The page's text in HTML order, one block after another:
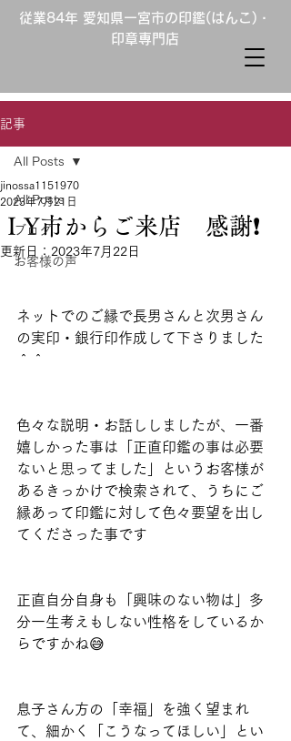
従業84年 愛知県一宮市の印鑑(はんこ)・
印章専門店
記事
All Posts
ブログ
お客様の声
All Posts
ＩY市からご来店 感謝❗️
jinossa1151970
2023年7月21日
更新日： 2023年7月22日
ネットでのご縁で長男さんと次男さん
の実印・銀行印作成して下さりました
＾＾
色々な説明・お話ししましたが、一番
嬉しかった事は「正直印鑑の事は必要
ないと思ってました」というお客様が
あるきっかけで検索されて、うちにご
縁あって印鑑に対して色々要望を出し
てくださった事です
正直自分自身も「興味のない物は」多
分一生考えもしない性格をしているか
らですかね😅
息子さん方の「幸福」を強く望まれ
て、細かく「こうなってほしい」とい